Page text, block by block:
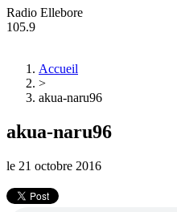
Radio Ellebore
105.9
Accueil
>
akua-naru96
akua-naru96
le 21 octobre 2016